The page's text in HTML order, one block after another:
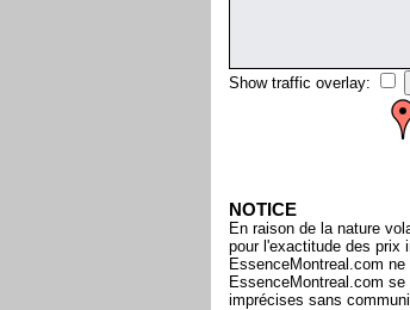
Show traffic overlay:
NOTICE
En raison de la nature
pour l'exactitude des prix
EssenceMontreal.com
EssenceMontreal.com
imprécises sans